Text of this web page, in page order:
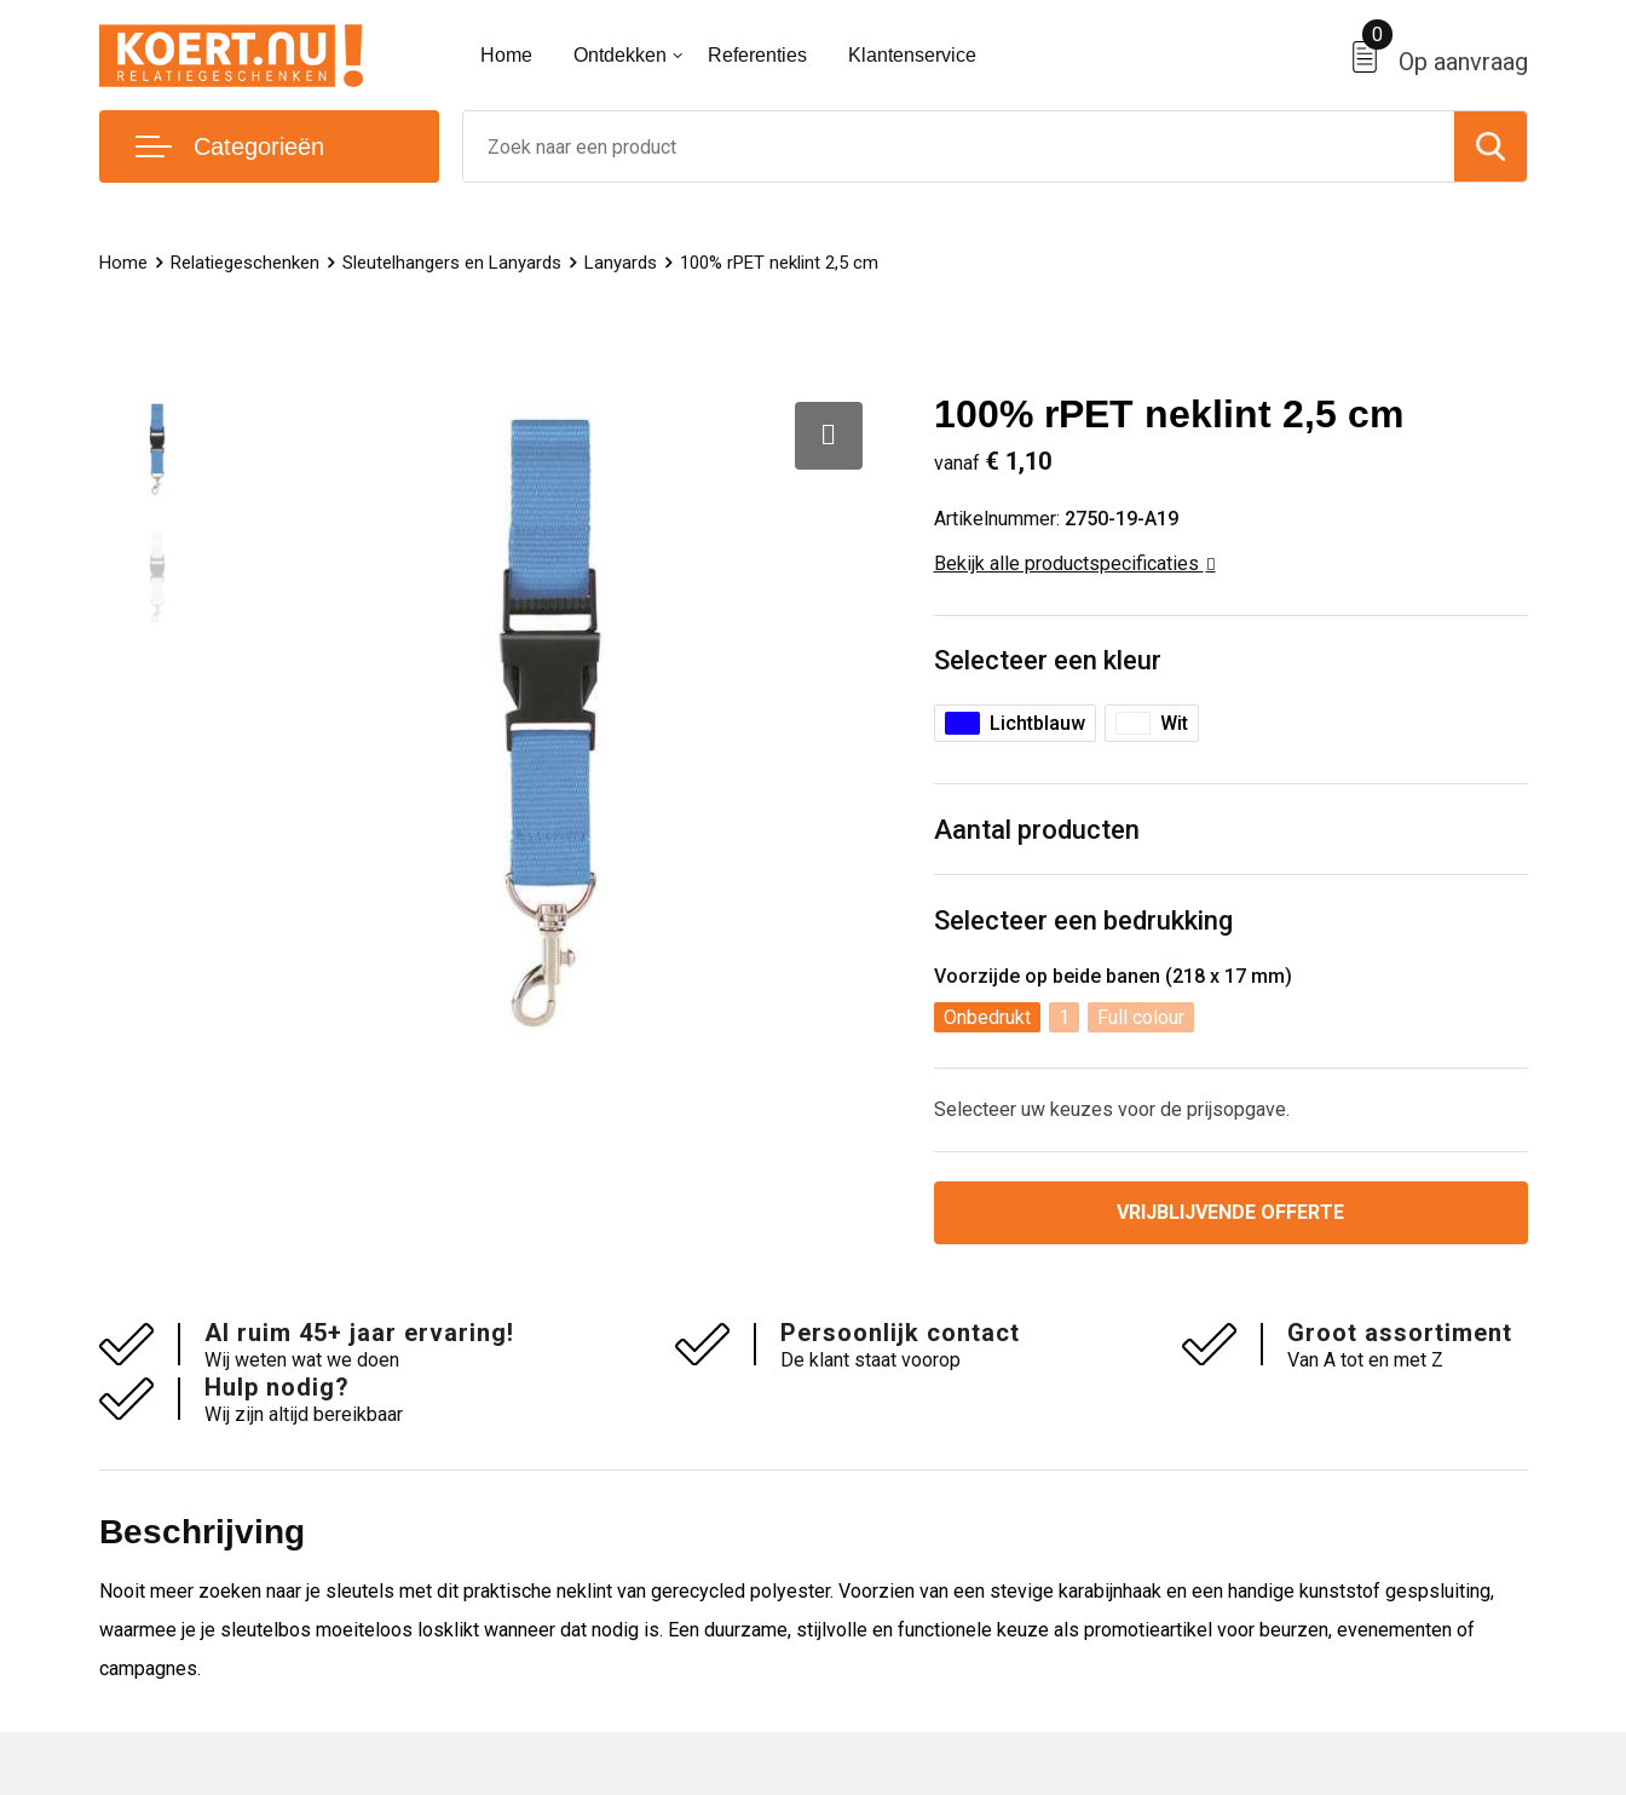
Home Ontdekken Referenties Klantenservice Op aanvraag
0
Categorieën
Home Relatiegeschenken Sleutelhangers en Lanyards Lanyards 100% rPET neklint 2,5 cm
100% rPET neklint 2,5 cm
vanaf € 1,10
Artikelnummer: 2750-19-A19
Bekijk alle productspecificaties
Selecteer een kleur
Lichtblauw Wit
Aantal producten
Selecteer een bedrukking
Voorzijde op beide banen (218 x 17 mm)
Onbedrukt
1 Full colour
Selecteer uw keuzes voor de prijsopgave.
VRIJBLIJVENDE OFFERTE
Al ruim 45+ jaar ervaring!
Wij weten wat we doen
Persoonlijk contact
De klant staat voorop
Groot assortiment
Van A tot en met Z
Hulp nodig?
Wij zijn altijd bereikbaar
Beschrijving
Nooit meer zoeken naar je sleutels met dit praktische neklint van gerecycled polyester. Voorzien van een stevige karabijnhaak en een handige kunststof gespsluiting,
waarmee je je sleutelbos moeiteloos losklikt wanneer dat nodig is. Een duurzame, stijlvolle en functionele keuze als promotieartikel voor beurzen, evenementen of
campagnes.